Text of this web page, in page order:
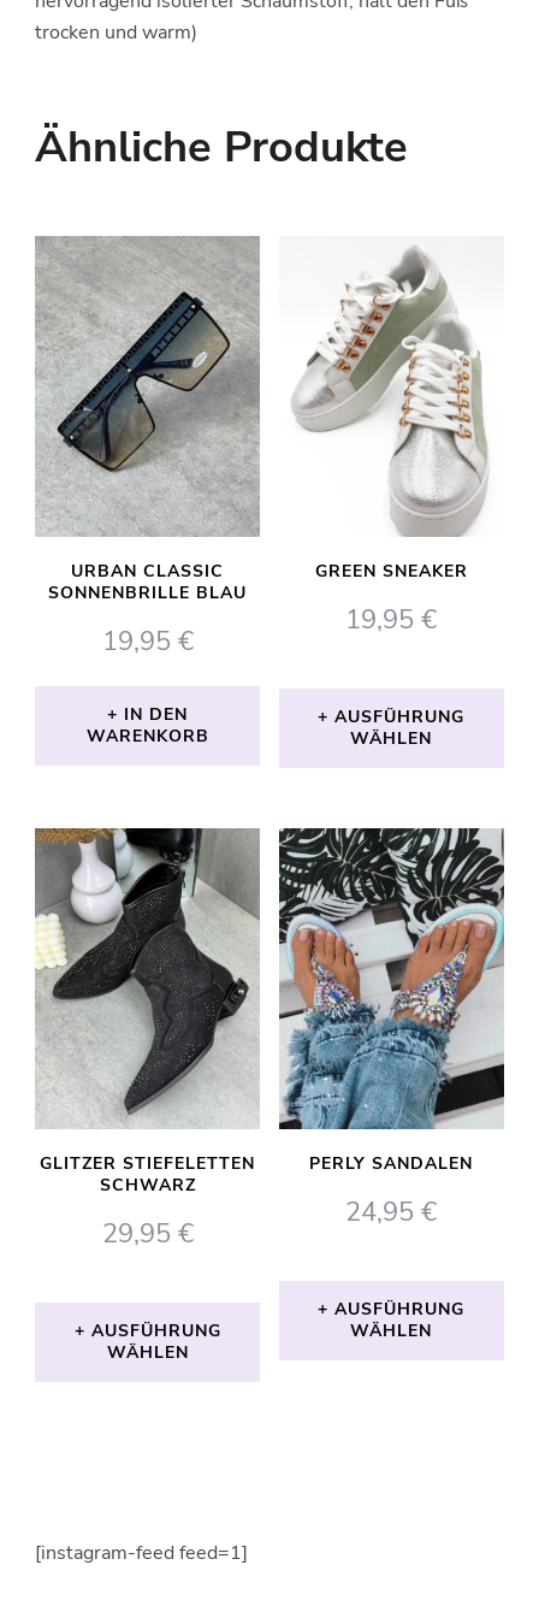
trocken und warm)
Ähnliche Produkte
URBAN CLASSIC
SONNENBRILLE BLAU
19,95 €
IN DEN
WARENKORB
GREEN SNEAKER
19,95€
AUSFÜHRUNG
WÄHLEN
Produkt
weist
mehrere
Varianten
auf.
Die
Optionen
können
Produktseite
werden
GLITZER STIEFELETTEN
SCHWARZ
29,95 €
AUSFÜHRUNG
WÄHLEN
Varianten
PERLY SANDALEN
24,95€
AUSFÜHRUNG
WÄHLEN
[instagram-feed feed=1]